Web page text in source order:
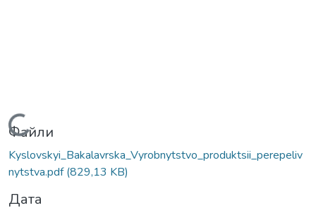
Вантажиться...
Файли
Kyslovskyi_Bakalavrska_Vyrobnytstvo_produktsii_perepeliv
nytstva.pdf(829,13 KB)
Дата